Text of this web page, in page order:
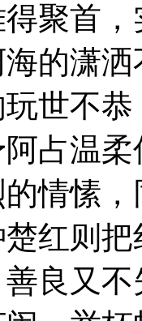
聚首
的潇
世不
占温
情愫
红则
良又